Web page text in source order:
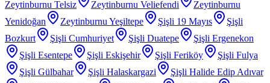
Zeytinburnu Telsiz
Zeytinburnu Veliefendi
Zeytinburnu
Yenidoğan
Zeytinburnu Yeşiltepe Şişli 19 Mayıs
Şişli
Bozkurt
Şişli Cumhuriyet Şişli Duatepe
Şişli Ergenekon
Şişli Esentepe
Şişli Eskişehir Şişli Feriköy
Şişli Fulya
Şişli Gülbahar
Şişli Halaskargazi
Şişli Halide Edip Adıvar